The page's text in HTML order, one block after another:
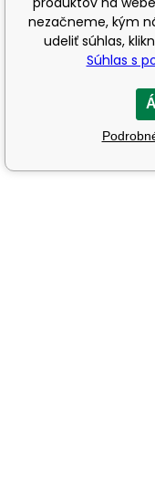
nezačneme, kým
udeliť súhlas,
Súhlas s